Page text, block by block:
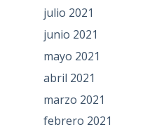
julio 2021
junio 2021
mayo 2021
abril 2021
marzo 2021
febrero 2021